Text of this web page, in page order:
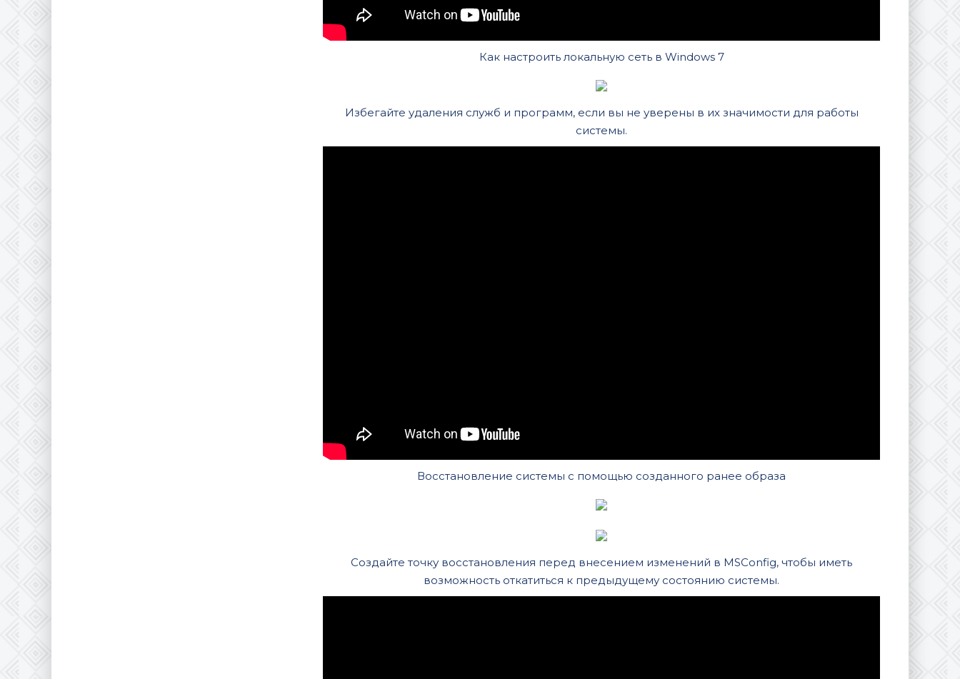
Как настроить локальную сеть в Windows 7
Избегайте удаления служб и программ, если вы не уверены в их значимости для работы
системы.
Восстановление системы с помощью созданного ранее образа
Создайте точку восстановления перед внесением изменений в MSConfig, чтобы иметь
возможность откатиться к предыдущему состоянию системы.